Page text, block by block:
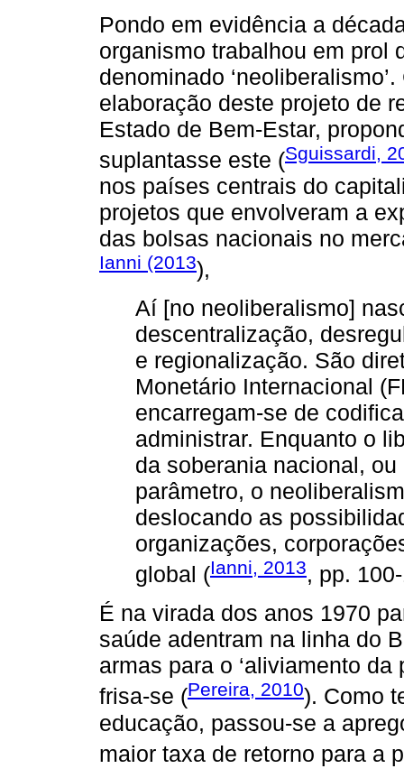
Pondo em evidência a
organismo trabalhou em prol
denominado
elaboração deste projeto de
Estado de Bem-Estar,
suplantasse este (Sguissardi,
nos países centrais do
projetos que envolveram a
das bolsas nacionais no
Ianni (2013),
Aí [no neoliberalismo]
descentralização,
e regionalização. São
Monetário Internacional
encarregam-se de
administrar. Enquanto o
da soberania nacional,
parâmetro, o
deslocando as
organizações,
global (Ianni, 2013, pp.
É na virada dos anos 1970
saúde adentram na linha do
armas para o ‘aliviamento
frisa-se (Pereira, 2010). Como
educação, passou-se a
maior taxa de retorno para a